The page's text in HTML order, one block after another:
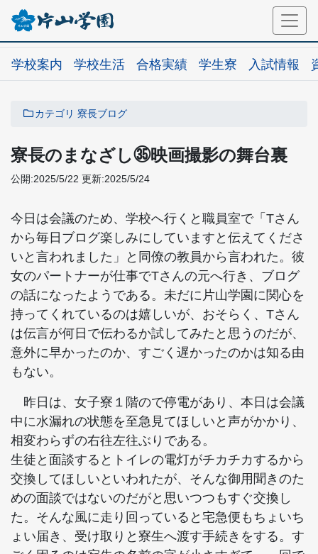
学校案内 学校生活 合格実績 学生寮 入試情報
カテゴリ 寮長ブログ
寮長のまなざし㉟映画撮影の舞台裏
公開:2025/5/22 更新:2025/5/24
今日は会議のため、学校へ行くと職員室で「Tさん
から毎日ブログ楽しみにしていますと伝えてくださ
いと言われました」と同僚の教員から言われた。彼
女のパートナーが仕事でTさんの元へ行き、ブログ
の話になったようである。未だに片山学園に関心を
持ってくれているのは嬉しいが、おそらく、Tさん
は伝言が何日で伝わるか試してみたと思うのだが、
意外に早かったのか、すごく遅かったのかは知る由
もない。
昨日は、女子寮１階ので停電があり、本日は会議
中に水漏れの状態を至急見てほしいと声がかかり、
相変わらずの右往左往ぶりである。
生徒と面談するとトイレの電灯がチカチカするから
交換してほしいといわれたが、そんな御用聞きのた
めの面談ではないのだがと思いつつもすぐ交換し
た。そんな風に走り回っていると宅急便もちょいち
ょい届き、受け取りと寮生へ渡す手続きをする。す